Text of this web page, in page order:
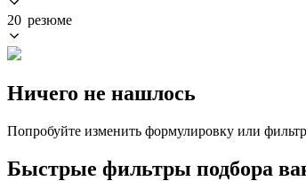
20 резюме
Ничего не нашлось
Попробуйте изменить формулировку или
Быстрые фильтры подбора